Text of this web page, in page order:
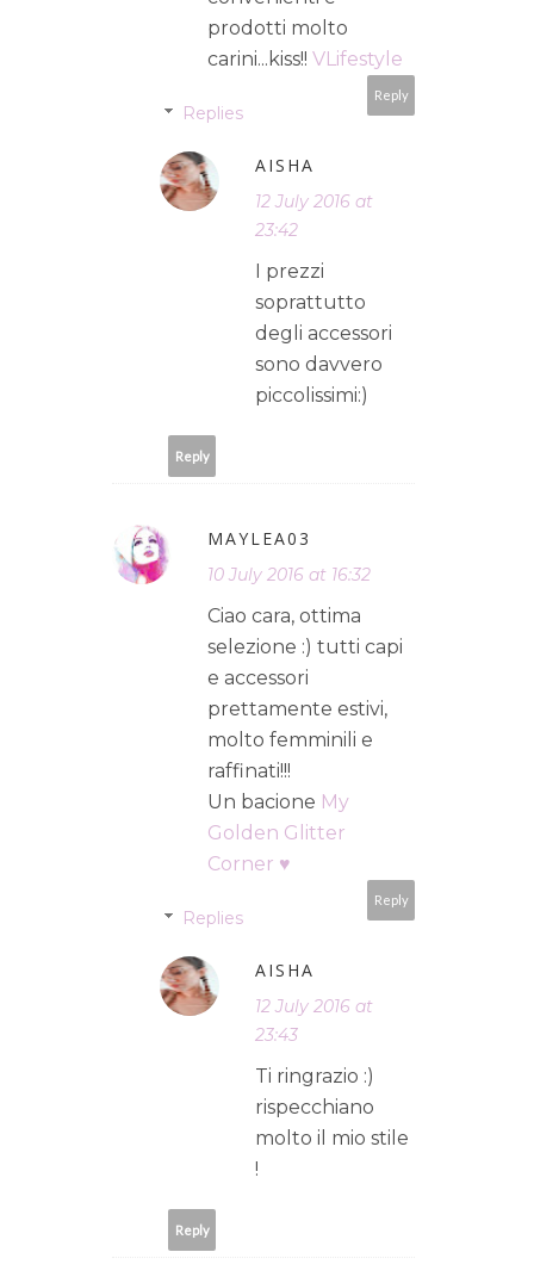
prodotti molto
carini...kiss!! VLifestyle
Reply
Replies
AISHA
12 July 2016 at
23:42
I prezzi
soprattutto
degli accessori
sono davvero
piccolissimi:)
Reply
MAYLEA03
10 July 2016 at 16:32
Ciao cara, ottima
selezione :) tutti capi
e accessori
prettamente estivi,
molto femminili e
raffinati!!!
Un bacione My
Golden Glitter
Corner ♥
Reply
Replies
AISHA
12 July 2016 at
23:43
Ti ringrazio :)
rispecchiano
molto il mio stile
!
Reply